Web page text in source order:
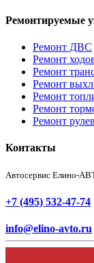
Ремонтируемые
Ремонт ДВС
Ремонт
Ремонт
Ремонт
Ремонт
Ремонт
Ремонт
Контакты
Автосервис Елино-
+7 (495) 532-47-74
info@elino-avto.ru